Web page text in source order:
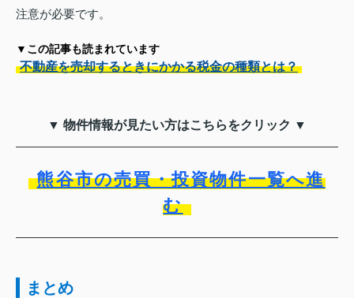
注意が必要です。
▼この記事も読まれています
不動産を売却するときにかかる税金の種類とは？
▼ 物件情報が見たい方はこちらをクリック ▼
熊谷市の売買・投資物件一覧へ進
む
まとめ